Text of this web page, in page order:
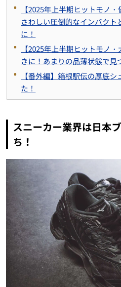
【2025年上半期ヒットモノ
さわしい圧倒的なインパク
に！
【2025年上半期ヒットモノ
きに！あまりの品薄状態で見
【番外編】箱根駅伝の厚底
た！
スニーカー業界は日本
ち！